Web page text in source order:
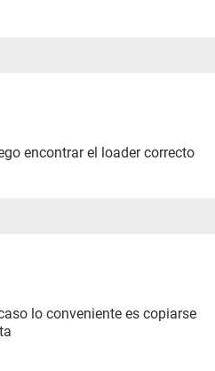
encontrar el loader correcto
lo conveniente es copiarse